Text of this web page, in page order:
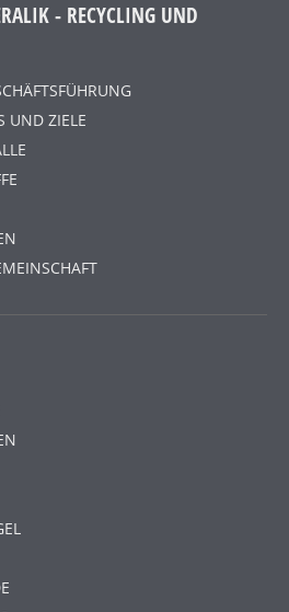
- RECYCLING UND
UND ZIELE